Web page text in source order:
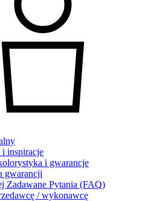
i inspiracje
i gwarancje
gwarancji
Zadawane Pytania (FAQ)
/ wykonawcę